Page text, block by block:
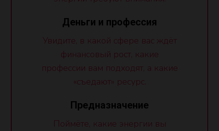
Деньги и профессия
Увидите, в какой сфере вас ждёт
финансовый рост, какие
профессии вам подходят, а какие
«съедают» ресурс.
Предназначение
Поймёте, какие энергии вы